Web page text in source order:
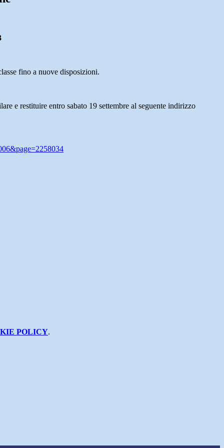
fino a nuove disposizioni.
e restituire entro sabato 19 settembre al seguente indirizzo
POLICY.